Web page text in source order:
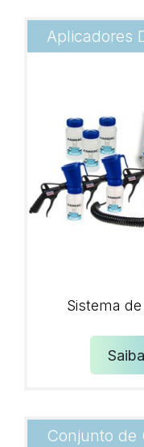
Aplicadores
Sistema
Conjunto de